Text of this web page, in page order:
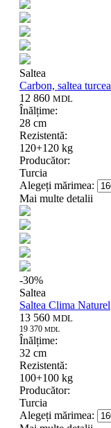
Saltea
Carbon, saltea
12 860 MDL
Înălțime:
28 cm
Rezistentă:
120+120 kg
Producător:
Turcia
Alegeți mărimea:
Mai multe detalii
-30%
Saltea
Saltea Clima Naturel
13 560 MDL
19 370 MDL
Înălțime:
32 cm
Rezistentă:
100+100 kg
Producător:
Turcia
Alegeți mărimea: